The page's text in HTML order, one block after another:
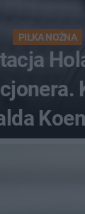
PIŁKA NOŻNA